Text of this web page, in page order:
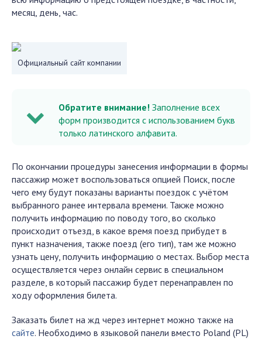
месяц, день, час.
Официальный сайт компании
Обратите внимание! Заполнение всех
форм производится с использованием букв
только латинского алфавита.
По окончании процедуры занесения информации в формы
пассажир может воспользоваться опцией Поиск, после
чего ему будут показаны варианты поездок с учётом
выбранного ранее интервала времени. Также можно
получить информацию по поводу того, во сколько
происходит отъезд, в какое время поезд прибудет в
пункт назначения, также поезд (его тип), там же можно
узнать цену, получить информацию о местах. Выбор места
осуществляется через онлайн сервис в специальном
разделе, в который пассажир будет перенаправлен по
ходу оформления билета.
Заказать билет на жд через интернет можно также на
сайте. Необходимо в языковой панели вместо Poland (PL)